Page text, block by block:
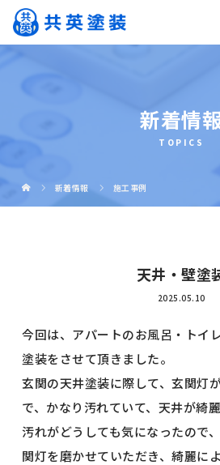
新着情
TOPICS
新着情報 施工事例
天井・壁塗
2025.05.10
今回は、アパートのお風呂・トイ
塗装をさせて頂きました。
玄関の天井塗装に際して、玄関灯
で、かなり汚れていて、天井が綺
汚れがどうしても気になったので
関灯を磨かせていただき、綺麗に